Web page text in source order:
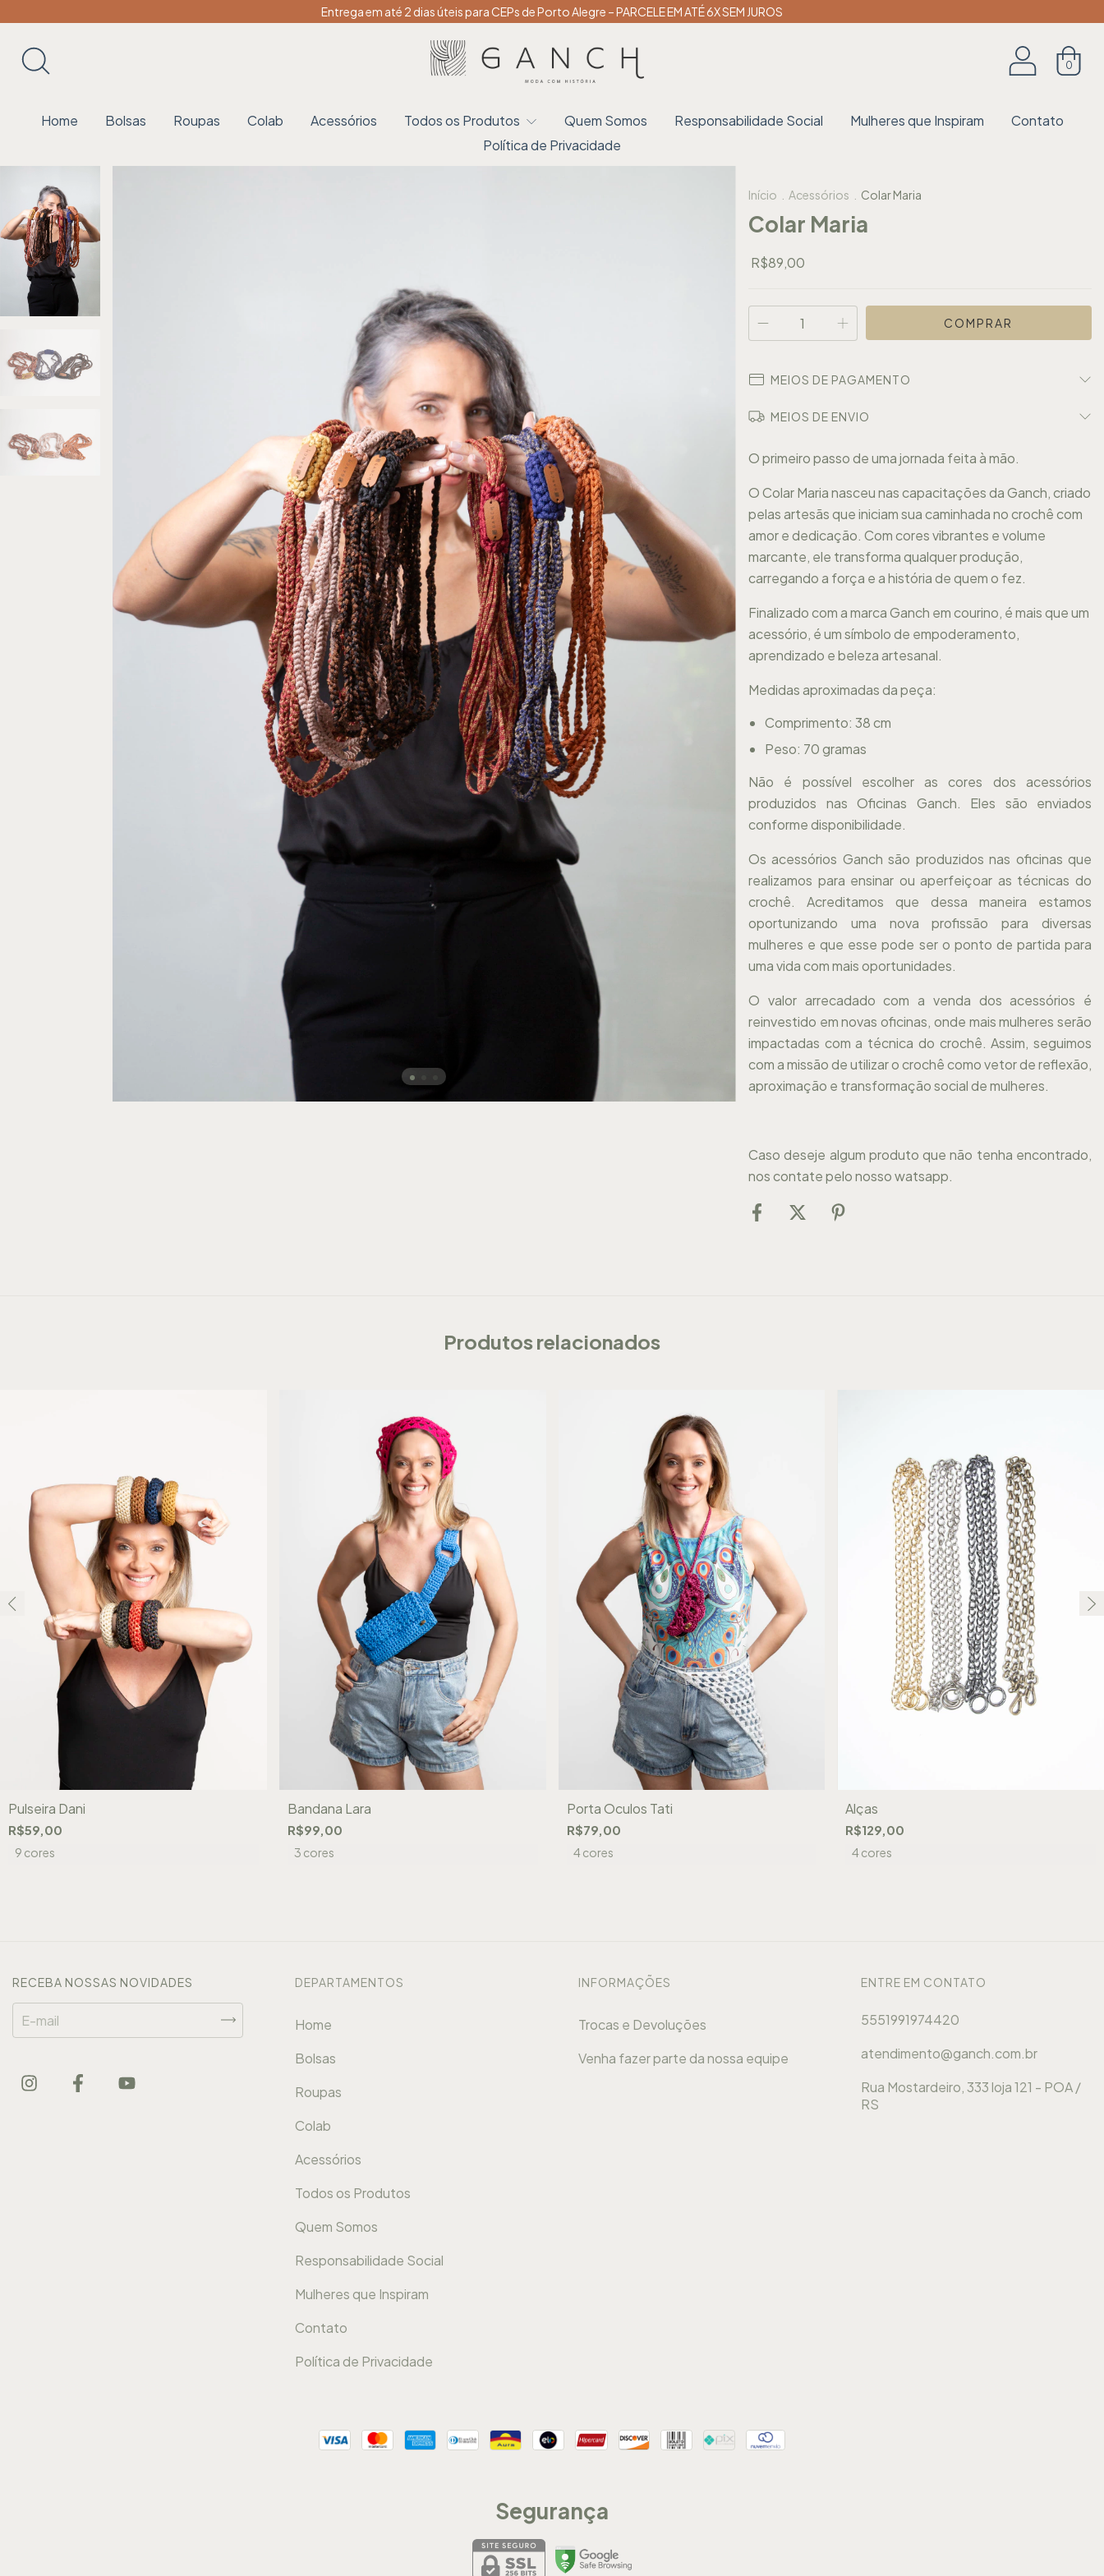
Entrega em até 2 dias úteis para CEPs de Porto Alegre – PARCELE EM ATÉ 6X SEM JUROS
0
Home Bolsas Roupas Colab Acessórios Todos os Produtos Quem Somos Responsabilidade Social Mulheres que Inspiram
Contato
Política de Privacidade
Início Acessórios Colar Maria
Colar Maria
R$89,00
MEIOS DE PAGAMENTO
MEIOS DE ENVIO
O primeiro passo de uma jornada feita à mão.
O Colar Maria nasceu nas capacitações da Ganch, criado
pelas artesãs que iniciam sua caminhada no crochê com
amor e dedicação. Com cores vibrantes e volume
marcante, ele transforma qualquer produção,
carregando a força e a história de quem o fez.
Finalizado com a marca Ganch em courino, é mais que um
acessório, é um símbolo de empoderamento,
aprendizado e beleza artesanal.
Medidas aproximadas da peça:
Comprimento: 38 cm
Peso: 70 gramas
Não é possível escolher as cores dos acessórios
produzidos nas Oficinas Ganch. Eles são enviados
conforme disponibilidade.
Os acessórios Ganch são produzidos nas oficinas que
realizamos para ensinar ou aperfeiçoar as técnicas do
crochê. Acreditamos que dessa maneira estamos
oportunizando uma nova profissão para diversas
mulheres e que esse pode ser o ponto de partida para
uma vida com mais oportunidades.
O valor arrecadado com a venda dos acessórios é
reinvestido em novas oficinas, onde mais mulheres serão
impactadas com a técnica do crochê. Assim, seguimos
com a missão de utilizar o crochê como vetor de reflexão,
aproximação e transformação social de mulheres.
Caso deseje algum produto que não tenha encontrado,
nos contate pelo nosso watsapp.
Produtos relacionados
Pulseira Dani
R$59,00
9 cores
Bandana Lara
R$99,00
3 cores
Porta Óculos Tati
R$79,00
4 cores
Alças
R$129,00
4 cores
RECEBA NOSSAS NOVIDADES DEPARTAMENTOS
Home
Bolsas
Roupas
Colab
Acessórios
Todos os Produtos
Quem Somos
Responsabilidade Social
Mulheres que Inspiram
Contato
Política de Privacidade
INFORMAÇÕES
Trocas e Devoluções
Venha fazer parte da nossa equipe
ENTRE EM CONTATO
5551991974420
atendimento@ganch.com.br
Rua Mostardeiro, 333 loja 121 - POA /
RS
Segurança